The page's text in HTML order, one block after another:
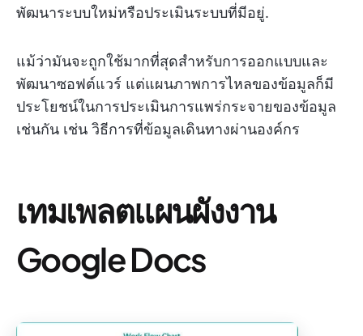
พัฒนาระบบใหม่หรือประเมินระบบที่มีอยู่.
แม้ว่ามันจะถูกใช้มากที่สุดสำหรับการออกแบบและ
พัฒนาซอฟต์แวร์ แต่แผนภาพการไหลของข้อมูลก็มี
ประโยชน์ในการประเมินการแพร่กระจายของข้อมูล
เช่นกัน เช่น วิธีการที่ข้อมูลเดินทางผ่านองค์กร
เทมเพลตแผนผังงาน
Google Docs